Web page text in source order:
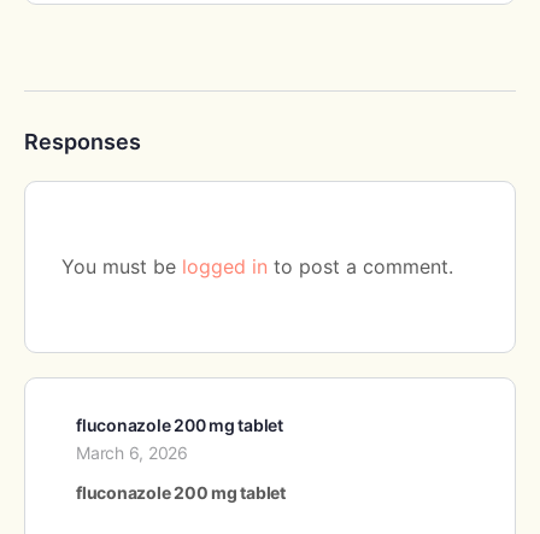
Responses
You must be logged in to post a comment.
fluconazole 200 mg tablet
March 6, 2026
fluconazole 200 mg tablet